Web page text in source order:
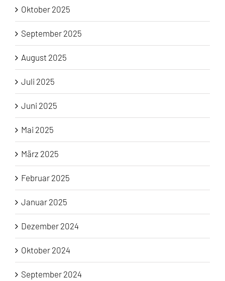
Oktober 2025
September 2025
August 2025
Juli 2025
Juni 2025
Mai 2025
März 2025
Februar 2025
Januar 2025
Dezember 2024
Oktober 2024
September 2024